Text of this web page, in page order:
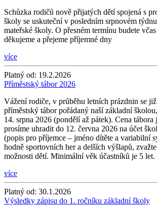
Schůzka rodičů nově přijatých dětí spojená s
školy se uskuteční v posledním srpnovém
mateřské školy. O přesném termínu budete
děkujeme a přejeme příjemné dny
více
Platný od: 19.2.2026
Příměstský tábor 2026
Vážení rodiče, v průběhu letních prázdnin se
příměstský tábor pořádaný naší základní
14. srpna 2026 (pondělí až pátek). Cena
prosíme uhradit do 12. června 2026 na účet
(popis pro příjemce – jméno dítěte a variabilní
hodně sportovních her a delších výšlapů,
možnosti dětí. Minimální věk účastníků je 5 let.
více
Platný od: 30.1.2026
Výsledky zápisu do 1. ročníku základní školy